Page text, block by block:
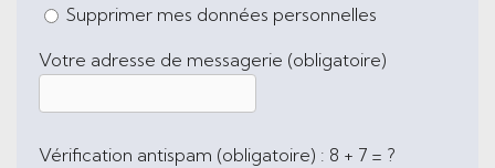
Supprimer mes données personnelles
Votre adresse de messagerie (obligatoire)
Vérification antispam (obligatoire) : 8 + 7 = ?